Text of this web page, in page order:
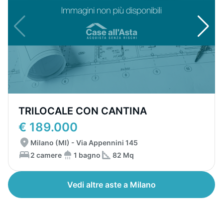
TRILOCALE CON CANTINA
€ 189.000
Milano (MI) - Via Appennini 145
2 camere
1 bagno 82 Mq
Vedi altre aste a Milano